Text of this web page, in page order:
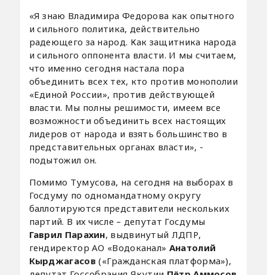
«Я знаю Владимира Федорова как опытного
и сильного политика, действительно
радеющего за народ. Как защитника народа
и сильного оппонента власти. И мы считаем,
что именно сегодня настала пора
объединить всех тех, кто против монополии
«Единой России», против действующей
власти. Мы полны решимости, имеем все
возможности объединить всех настоящих
лидеров от народа и взять большинство в
представительных органах власти», -
подытожил он.
Помимо Тумусова, на сегодня на выборах в
Госдуму по одномандатному округу
баллотируются представители нескольких
партий. В их числе – депутат Госдумы
Гаврил Парахин, выдвинутый ЛДПР,
гендиректор АО «Водоканал» Анатолий
Кырджагасов («Гражданская платформа»),